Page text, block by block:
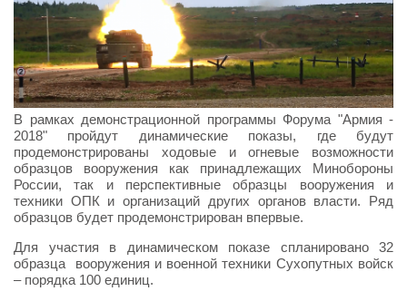
В рамках демонстрационной программы Форума "Армия -
2018" пройдут динамические показы, где будут
продемонстрированы ходовые и огневые возможности
образцов вооружения как принадлежащих Минобороны
России, так и перспективные образцы вооружения и
техники ОПК и организаций других органов власти. Ряд
образцов будет продемонстрирован впервые.
Для участия в динамическом показе спланировано 32
образца вооружения и военной техники Сухопутных войск
– порядка 100 единиц.